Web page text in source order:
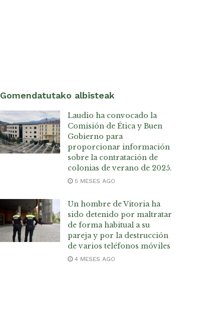
Gomendatutako albisteak
Laudio ha convocado la
Comisión de Ética y Buen
Gobierno para
proporcionar información
sobre la contratación de
colonias de verano de 2025.
5 MESES AGO
Un hombre de Vitoria ha
sido detenido por maltratar
de forma habitual a su
pareja y por la destrucción
de varios teléfonos móviles
4 MESES AGO